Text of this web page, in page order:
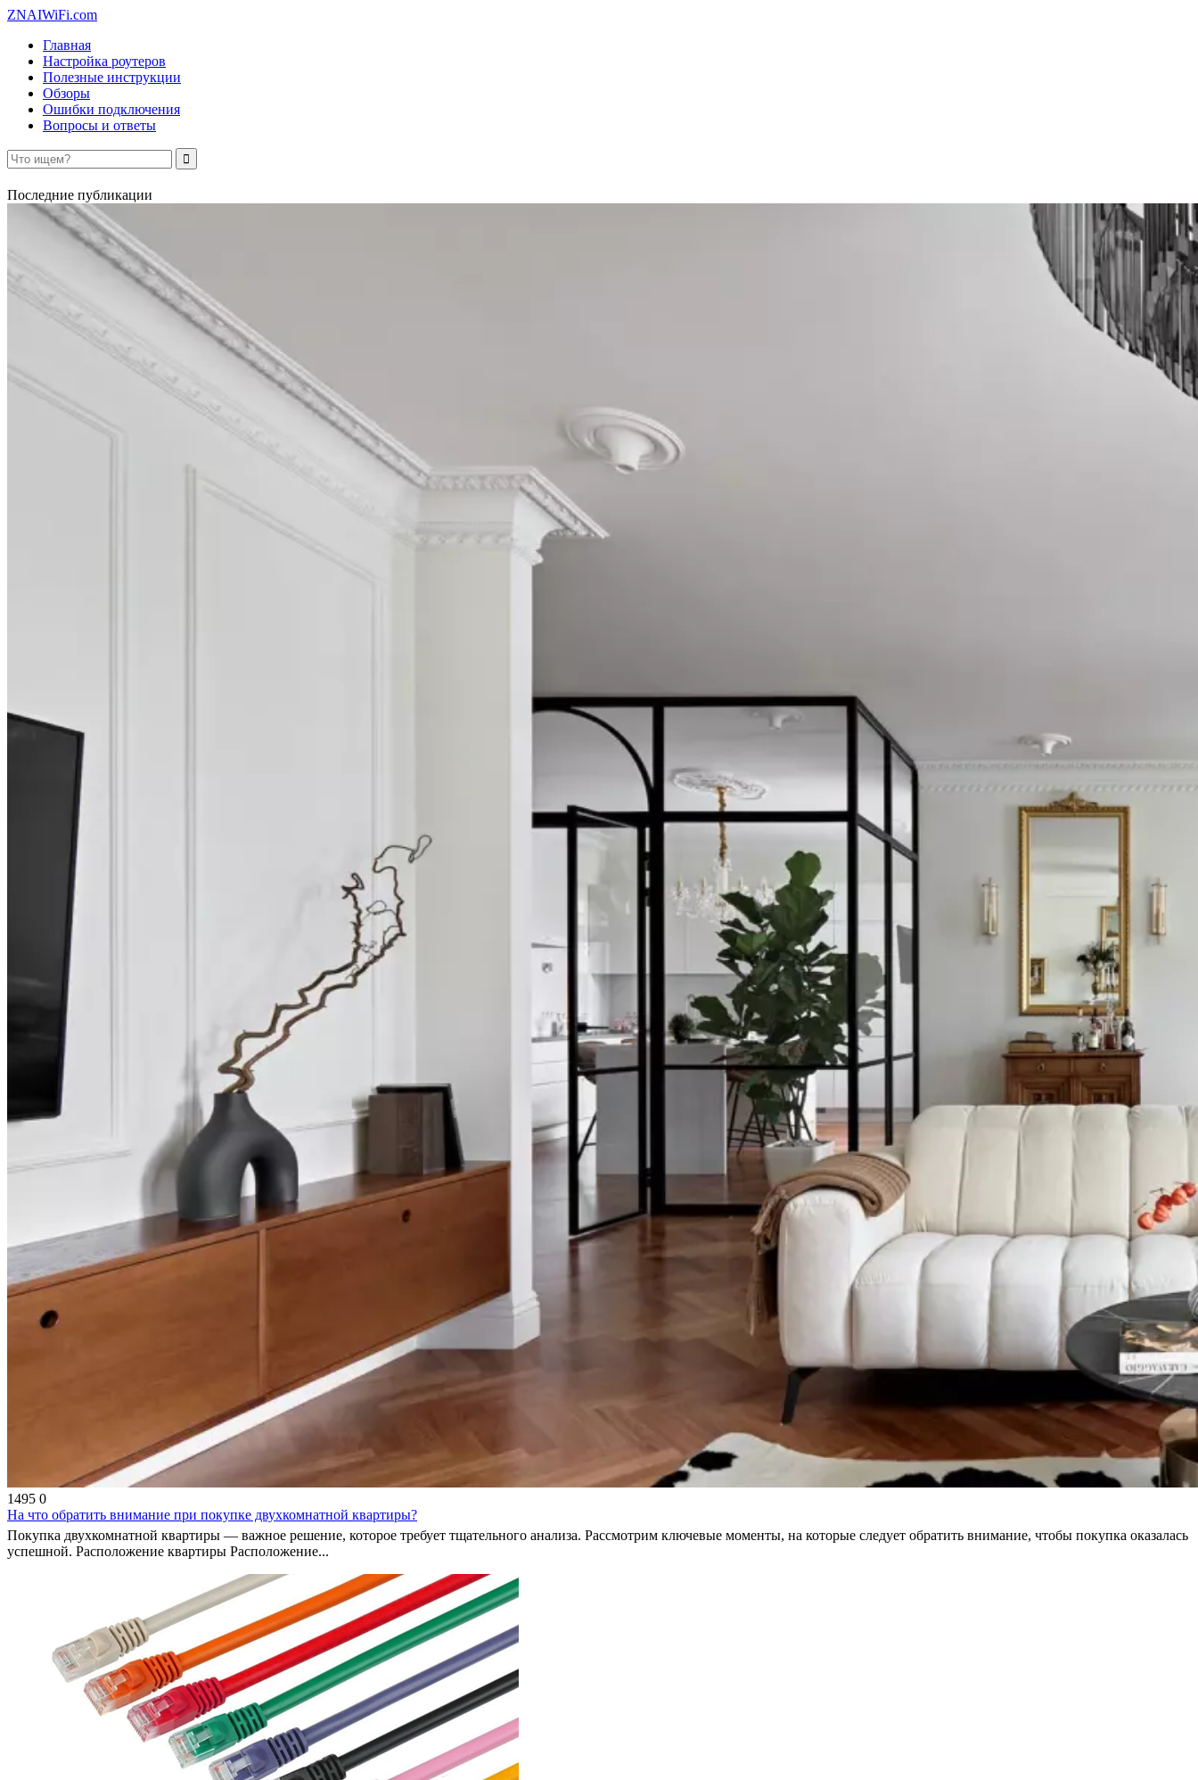
ZNAIWiFi.com
Главная
Настройка роутеров
Полезные инструкции
Обзоры
Ошибки подключения
Вопросы и ответы
Последние публикации
1495 0
На что обратить внимание при покупке двухкомнатной квартиры?
Покупка двухкомнатной квартиры — важное решение, которое требует тщательного анализа. Рассмотрим ключевые моменты, на которые следует обратить внимание, чтобы покупка оказалась
успешной. Расположение квартиры Расположение...